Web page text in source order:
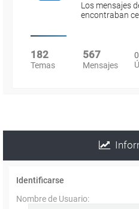
Los mensajes
encontraban
182
Temas
567
Mensajes
Identificarse
Nombre de Usuario: